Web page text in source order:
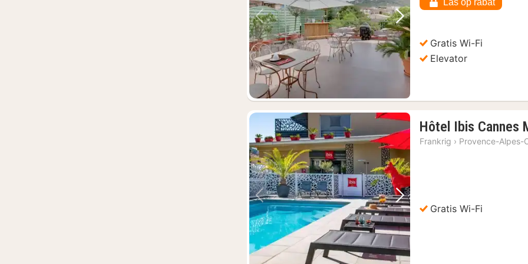
Forrige billede Næste billede
Lås op rabat
Gratis Wi-Fi
Elevator
Forrige billede Næste billede
Hôtel Ibis Cannes
Frankrig › Provence-Alpes-
Gratis Wi-Fi